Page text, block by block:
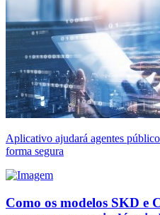
Aplicativo ajudará agentes
forma segura
Como os modelos SKD e